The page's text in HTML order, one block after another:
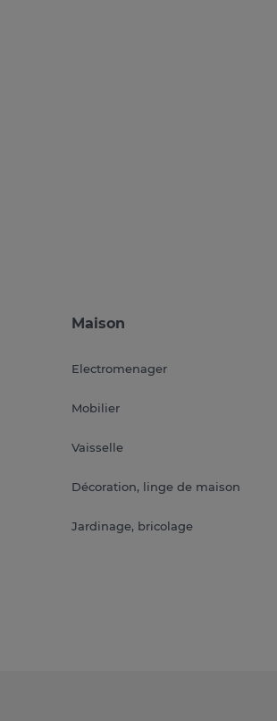
Maison
Electromenager
Mobilier
Vaisselle
Décoration, linge de maison
Jardinage, bricolage